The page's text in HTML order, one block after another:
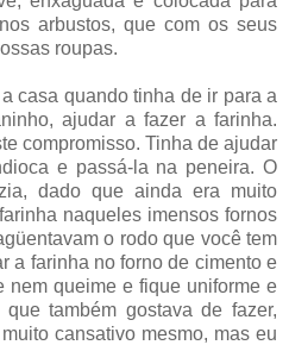
arbustos, que com os seus
roupas.
casa quando tinha de ir para a
ajudar a fazer a farinha.
compromisso. Tinha de ajudar
e passá-la na peneira. O
dado que ainda era muito
naqueles imensos fornos
o rodo que você tem
a farinha no forno de cimento e
nem queime e fique uniforme e
também gostava de fazer,
cansativo mesmo, mas eu